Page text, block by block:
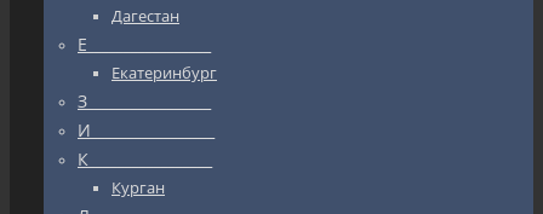
Дагестан
Е_________________
Екатеринбург
З_________________
И_________________
К_________________
Курган